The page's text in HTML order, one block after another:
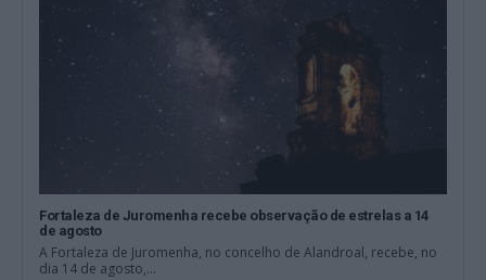
Fortaleza de Juromenha recebe observação de estrelas a 14
de agosto
A Fortaleza de Juromenha, no concelho de Alandroal, recebe, no
dia 14 de agosto,...